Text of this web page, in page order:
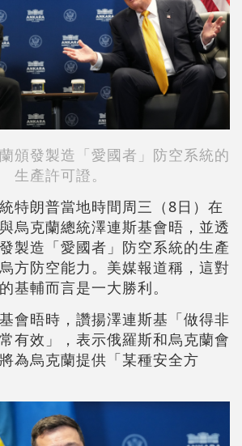
頒發製造「愛國者」防空系統的
生產許可證。
特朗普當地時間周三（8日）在
烏克蘭總統澤連斯基會晤，並透
製造「愛國者」防空系統的生產
方防空能力。美媒報道稱，這對
基輔而言是一大勝利。
會晤時，讚揚澤連斯基「做得非
有效」，表示俄羅斯和烏克蘭會
為烏克蘭提供「某種安全方